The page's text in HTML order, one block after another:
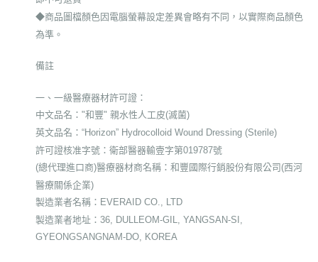
◆商品圖檔顏色因電腦螢幕設定差異會略有不同，以實際商品顏色
為準。
備註
一、一級醫療器材許可證：
中文品名："和豐" 親水性人工皮(滅菌)
英文品名：“Horizon” Hydrocolloid Wound Dressing (Sterile)
許可證核准字號：衛部醫器輸壹字第019787號
(總代理進口商)醫療器材商名稱：和豐國際行銷股份有限公司(西河
醫療關係企業)
製造業者名稱：EVERAID CO., LTD
製造業者地址：36, DULLEOM-GIL, YANGSAN-SI,
GYEONGSANGNAM-DO, KOREA